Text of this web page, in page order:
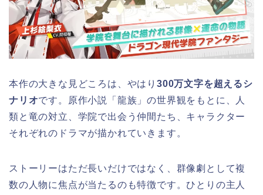
本作の大きな見どころは、やはり 300万文字を超えるシ
ナリオです。原作小説「龍族」の世界観をもとに、人
類と竜の対立、学院で出会う仲間たち、キャラクター
それぞれのドラマが描かれていきます。
ストーリーはただ長いだけではなく、群像劇として複
数の人物に焦点が当たるのも特徴です。ひとりの主人